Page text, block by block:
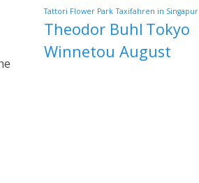
Tattori Flower Park Taxifahren in Singapur
Theodor Buhl Tokyo
Winnetou August